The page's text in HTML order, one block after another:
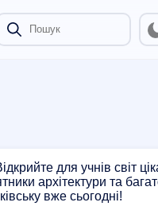
для учнів світ
архітектури та
вже сьогодні!